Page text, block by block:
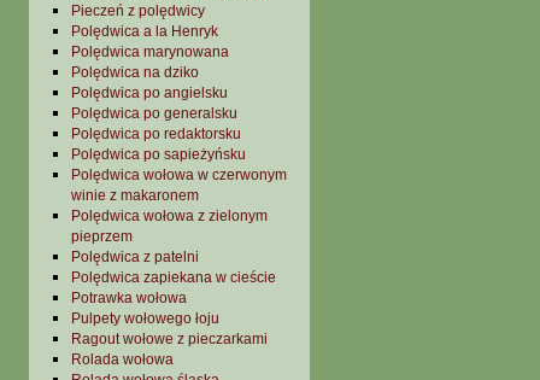
Pieczeń z polędwicy
Polędwica a la Henryk
Polędwica marynowana
Polędwica na dziko
Polędwica po angielsku
Polędwica po generalsku
Polędwica po redaktorsku
Polędwica po sapieżyńsku
Polędwica wołowa w czerwonym
winie z makaronem
Polędwica wołowa z zielonym
pieprzem
Polędwica z patelni
Polędwica zapiekana w cieście
Potrawka wołowa
Pulpety wołowego łoju
Ragout wołowe z pieczarkami
Rolada wołowa